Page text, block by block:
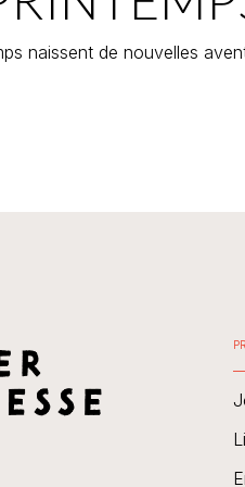
naissent de nouvelles